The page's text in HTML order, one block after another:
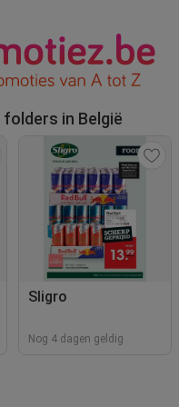
in België
Sligro
Nog 4 dagen geldig